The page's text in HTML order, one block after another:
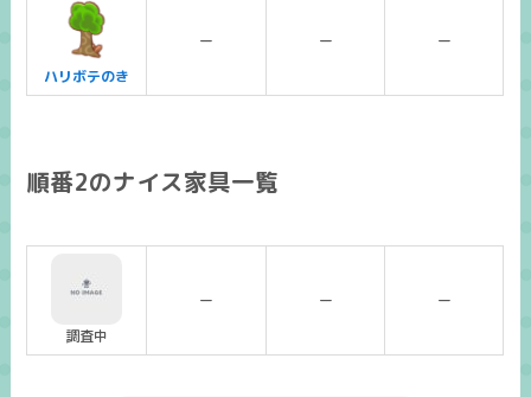
ハリボテのき
ー ー ー
順番2のナイス家具一覧
調査中
ー ー ー